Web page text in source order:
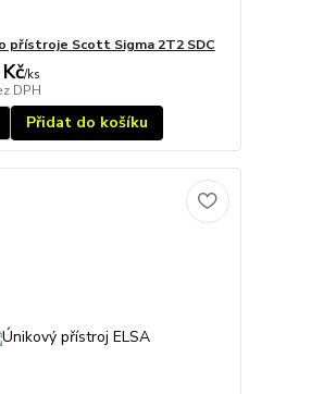
přístroje Scott Sigma 2T2 SDC
/ks
DPH
Přidat do košíku